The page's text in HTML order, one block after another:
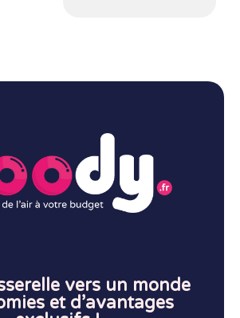
vers un monde
et d’avantages